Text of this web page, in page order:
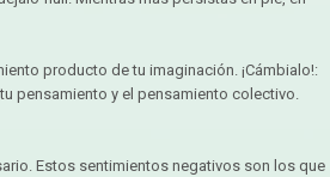
producto de tu imaginación. ¡Cámbialo!:
pensamiento y el pensamiento colectivo.
Estos sentimientos negativos son los que